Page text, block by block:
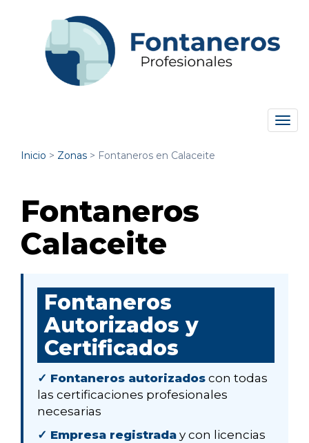
Inicio > Zonas > Fontaneros en Calaceite
Fontaneros
Calaceite
Fontaneros
Autorizados y
Certificados
✓ Fontaneros autorizados con todas
las certificaciones profesionales
necesarias
✓ Empresa registrada y con licencias